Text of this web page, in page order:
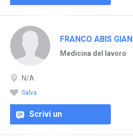
commento
FRANCO ABIS GIAN
Medicina del lavoro
N/A
Salva
Scrivi un
commento